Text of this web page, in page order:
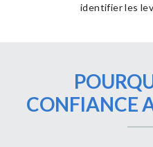
identifier les
CONFIANCE